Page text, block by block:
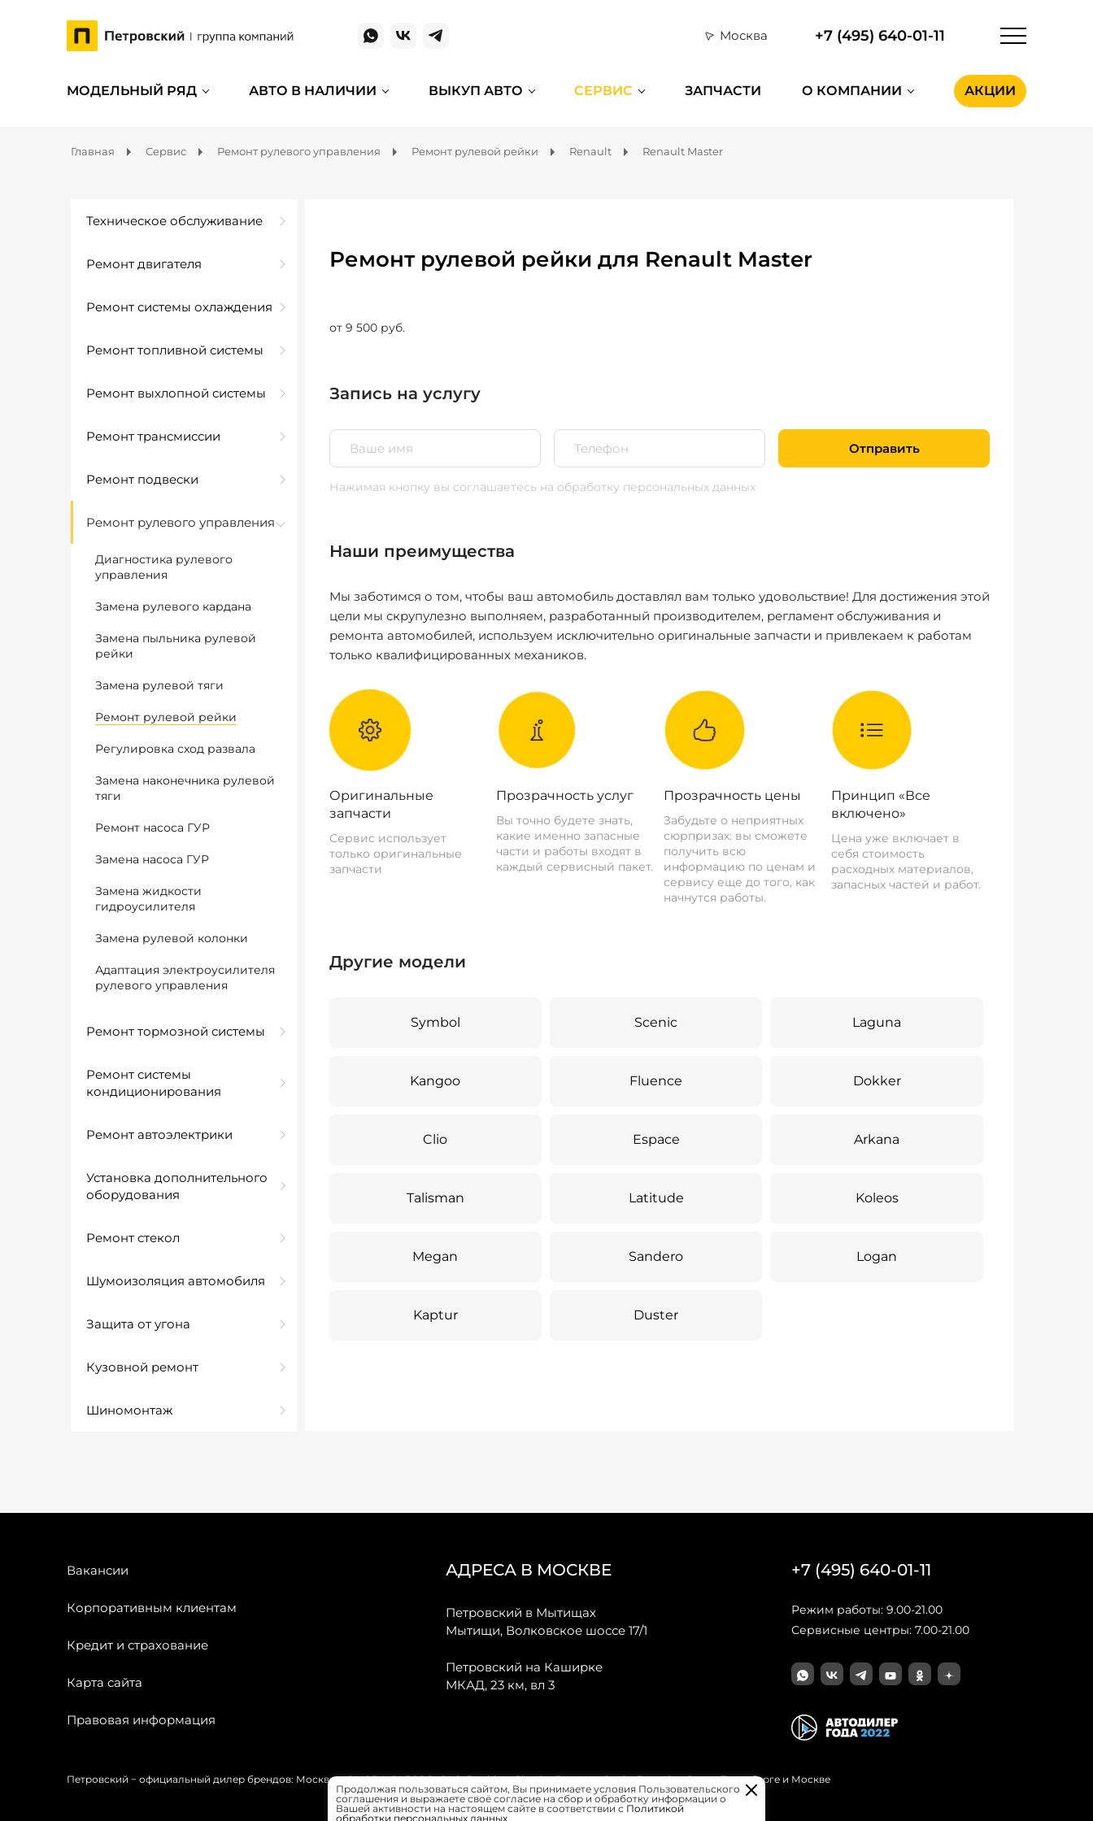
Москва +7 (495) 640-01-11
МОДЕЛЬНЫЙ РЯД АВТО В НАЛИЧИИ ВЫКУП АВТО СЕРВИС ЗАПЧАСТИ О КОМПАНИИ АКЦИИ
Главная Сервис Ремонт рулевого управления Ремонт рулевой рейки Renault Renault Master
Техническое обслуживание
Ремонт двигателя
Ремонт системы охлаждения
Ремонт топливной системы
Ремонт выхлопной системы
Ремонт трансмиссии
Ремонт подвески
Ремонт рулевого управления
Диагностика рулевого
управления
Замена рулевого кардана
Замена пыльника рулевой
рейки
Замена рулевой тяги
Ремонт рулевой рейки
Регулировка сход развала
Замена наконечника рулевой
тяги
Ремонт насоса ГУР
Замена насоса ГУР
Замена жидкости
гидроусилителя
Замена рулевой колонки
Адаптация электроусилителя
рулевого управления
Ремонт тормозной системы
Ремонт системы
кондиционирования
Ремонт автоэлектрики
Установка дополнительного
оборудования
Ремонт стекол
Шумоизоляция автомобиля
Защита от угона
Кузовной ремонт
Шиномонтаж
Ремонт рулевой рейки для Renault Master
от 9 500 руб.
Запись на услугу
Отправить
Нажимая кнопку вы соглашаетесь на обработку персональных данных
Наши преимущества
Мы заботимся о том, чтобы ваш автомобиль доставлял вам только удовольствие! Для достижения этой
цели мы скрупулезно выполняем, разработанный производителем, регламент обслуживания и
ремонта автомобилей, используем исключительно оригинальные запчасти и привлекаем к работам
только квалифицированных механиков.
Оригинальные
запчасти
Сервис использует
только оригинальные
запчасти
Прозрачность услуг
Вы точно будете знать,
какие именно запасные
части и работы входят в
каждый сервисный пакет.
Прозрачность цены
Забудьте о неприятных
сюрпризах: вы сможете
получить всю
информацию по ценам и
сервису еще до того, как
начнутся работы.
Принцип «Все
включено»
Цена уже включает в
себя стоимость
расходных материалов,
запасных частей и работ.
Другие модели
Symbol Scenic Laguna
Kangoo Fluence Dokker
Clio Espace Arkana
Talisman Latitude Koleos
Megan Sandero Logan
Kaptur Duster
Вакансии
Корпоративным клиентам
Кредит и страхование
Карта сайта
Правовая информация
АДРЕСА В МОСКВЕ
Петровский в Мытищах
Мытищи, Волковское шоссе 17/1
Петровский на Каширке
МКАД, 23 км, вл 3
+7 (495) 640-01-11
Режим работы: 9.00-21.00
Сервисные центры: 7.00-21.00
Петровский − официальный дилер брендов: Москвич, OMODA, JAECOO, GAC, Forthing, Citroёn, Peugeot, Opel и Renault в Санкт-Петербурге и Москве
Продолжая пользоваться сайтом, Вы принимаете условия Пользовательского
соглашения и выражаете своё согласие на сбор и обработку информации о
Вашей активности на настоящем сайте в соответствии с Политикой
обработки персональных данных